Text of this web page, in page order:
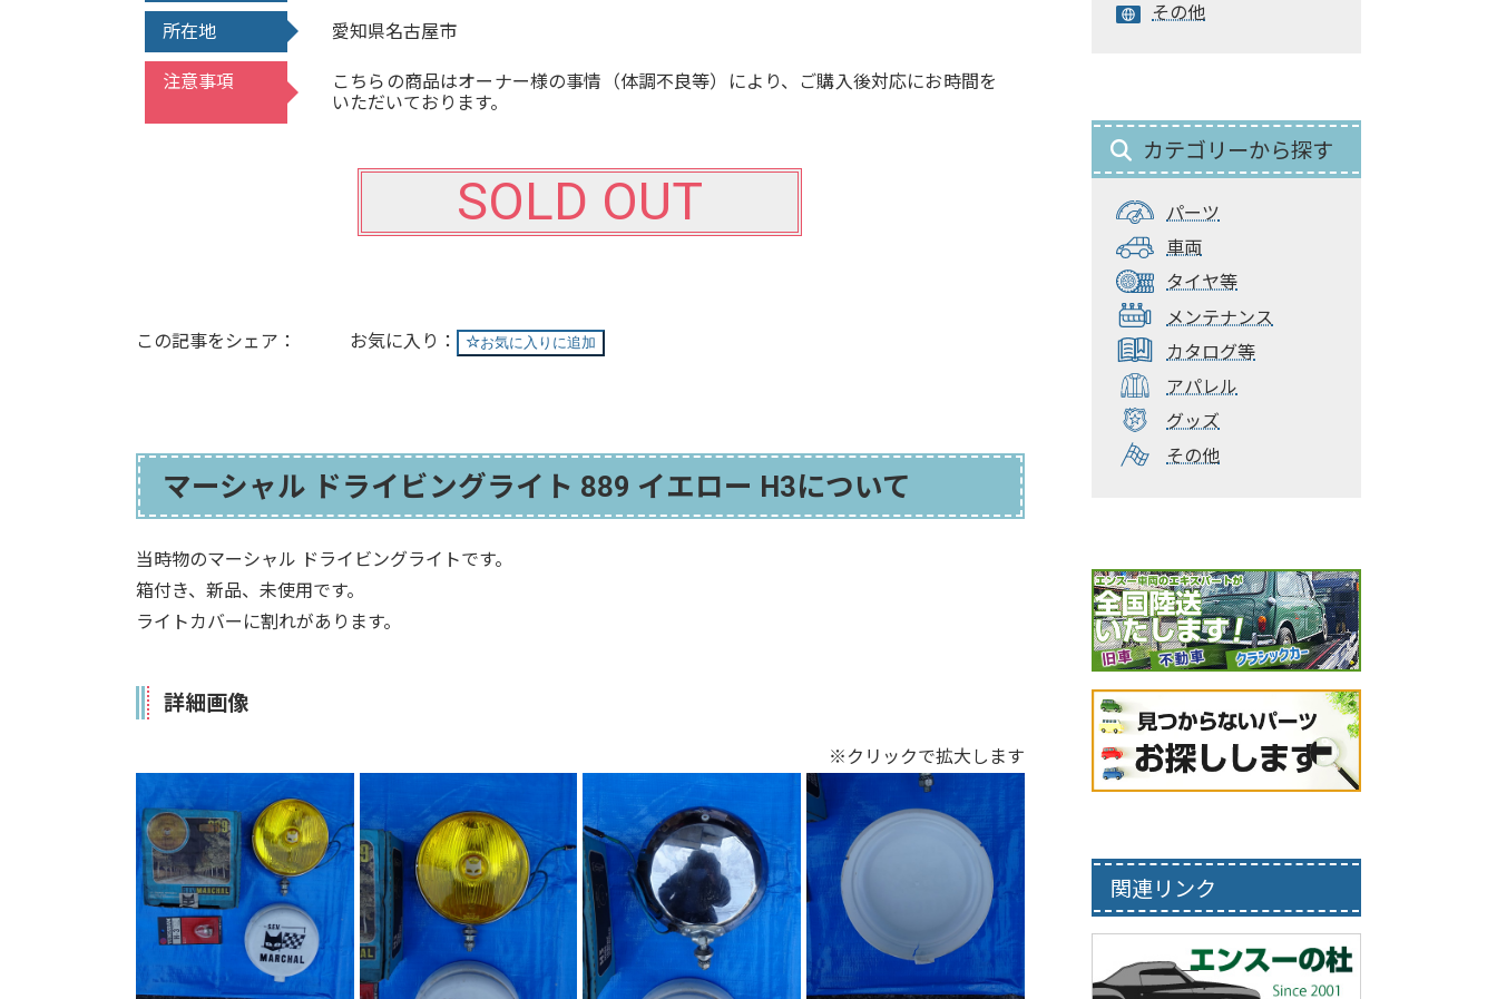
所在地 愛知県名古屋市
注意事項
こちらの商品はオーナー様の事情（体調不良等）により、ご購入後対応にお時間を
いただいております。
SOLD OUT
この記事をシェア： お気に入りに追加
マーシャル ドライビングライト 889 イエロー H3について
当時物のマーシャル ドライビングライトです。
箱付き、新品、未使用です。
ライトカバーに割れがあります。
詳細画像
※クリックで拡大します
その他
カテゴリーから探す
パーツ
車両
タイヤ等
メンテナンス
カタログ等
アパレル
グッズ
その他
関連リンク